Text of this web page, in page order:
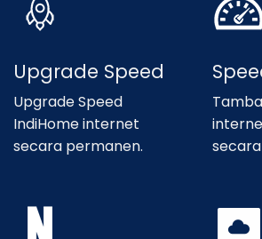
Upgrade Speed
Upgrade Speed
IndiHome internet
secara permanen.